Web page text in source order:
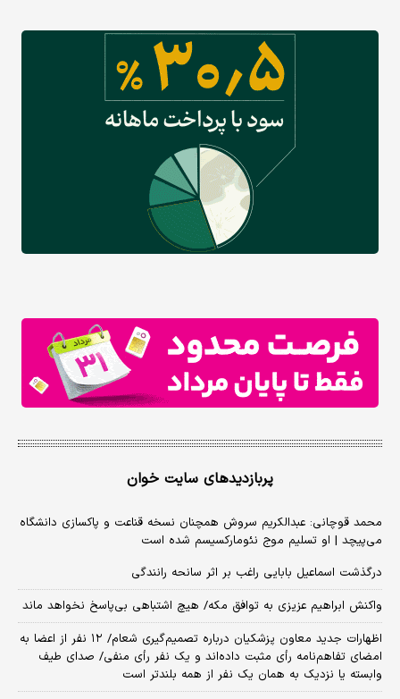
پربازدیدهای سایت خوان
محمد قوچانی: عبدالکریم سروش همچنان نسخه قناعت و پاکسازی دانشگاه
می‌پیچد | او تسلیم موج نئومارکسیسم شده است
درگذشت اسماعیل بابایی راغب بر اثر سانحه رانندگی
واکنش ابراهیم عزیزی به توافق مکه/ هیچ اشتباهی بی‌پاسخ نخواهد ماند
اظهارات جدید معاون پزشکیان درباره تصمیم‌گیری شعام/ ۱۲ نفر از اعضا به
امضای تفاهم‌نامه رأی مثبت داده‌اند و یک نفر رأی منفی/ صدای طیف
وابسته یا نزدیک به همان یک نفر از همه بلندتر است